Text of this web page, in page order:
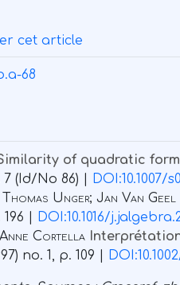
cet article
68
of quadratic
7 (Id/No 86) |
DOI:10.1007/
Thomas Unger; Jan Van Geel
|
DOI:10.1016/
Cortella
no. 1, p. 109 |